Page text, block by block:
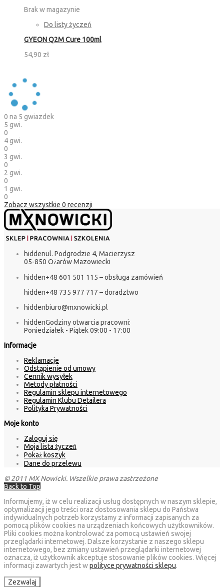
Brak w magazynie
Do listy życzeń
GYEON Q2M Cure 100ml
54,90 zł
0 na 5 gwiazdek
5 gwi.
0
4 gwi.
0
3 gwi.
0
2 gwi.
0
1 gwi.
0
Zobacz wszystkie 0 recenzji
hiddenul. Podgrodzie 4, Macierzysz
05-850 Ożarów Mazowiecki
hidden+48 601 501 115 – obsługa zamówień
hidden+48 735 977 717 – doradztwo
hiddenbiuro@mxnowicki.pl
hiddenGodziny otwarcia pracowni:
Poniedziałek - Piątek 09:00 - 17:00
Informacje
Reklamacje
Odstąpienie od umowy
Cennik wysyłek
Metody płatności
Regulamin sklepu internetowego
Regulamin Klubu Detailera
Polityka Prywatności
Moje konto
Zaloguj się
Moja lista życzeń
Pokaż koszyk
Dane do przelewu
© 2011 MX Nowicki. Wszelkie prawa zastrzeżone
Back to Top
Informujemy, iż w celu realizacji usług dostępnych w naszym sklepie,
optymalizacji jego treści oraz dostosowania sklepu do Państwa
indywidualnych potrzeb korzystamy z informacji zapisanych za
pomocą plików cookies na urządzeniach końcowych użytkowników.
Pliki cookies można kontrolować za pomocą ustawień swojej
przeglądarki internetowej. Dalsze korzystanie z naszego sklepu
internetowego, bez zmiany ustawień przeglądarki internetowej
oznacza, iż użytkownik akceptuje stosowanie plików cookies. Więcej
informacji zawartych jest wpolityce prywatności sklepu.
Zezwalaj